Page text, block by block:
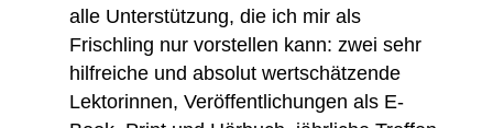
alle Unterstützung, die ich mir als
Frischling nur vorstellen kann: zwei sehr
hilfreiche und absolut wertschätzende
Lektorinnen, Veröffentlichungen als E-